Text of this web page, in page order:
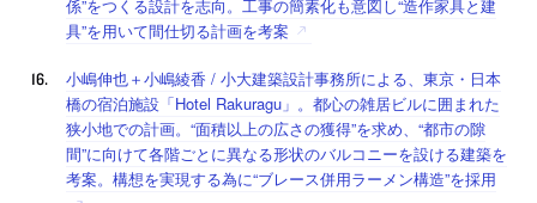
係”をつくる設計を志向。工事の簡素化も意図し“造作家具と建
具”を用いて間仕切る計画を考案
小嶋伸也＋小嶋綾香 / 小大建築設計事務所による、東京・日本
橋の宿泊施設「Hotel Rakuragu」。都心の雑居ビルに囲まれた
狭小地での計画。“面積以上の広さの獲得”を求め、“都市の隙
間”に向けて各階ごとに異なる形状のバルコニーを設ける建築を
考案。構想を実現する為に“ブレース併用ラーメン構造”を採用